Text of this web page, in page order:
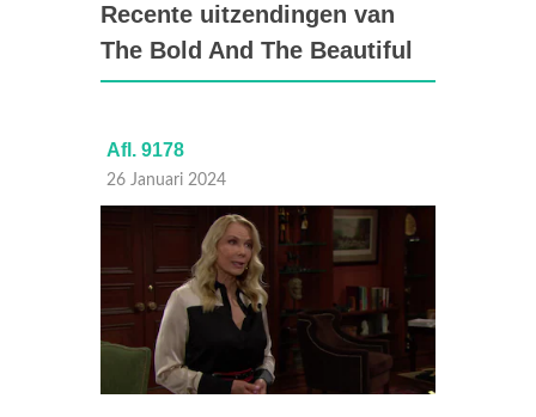
Recente uitzendingen van
The Bold And The Beautiful
Afl. 9178
26 Januari 2024